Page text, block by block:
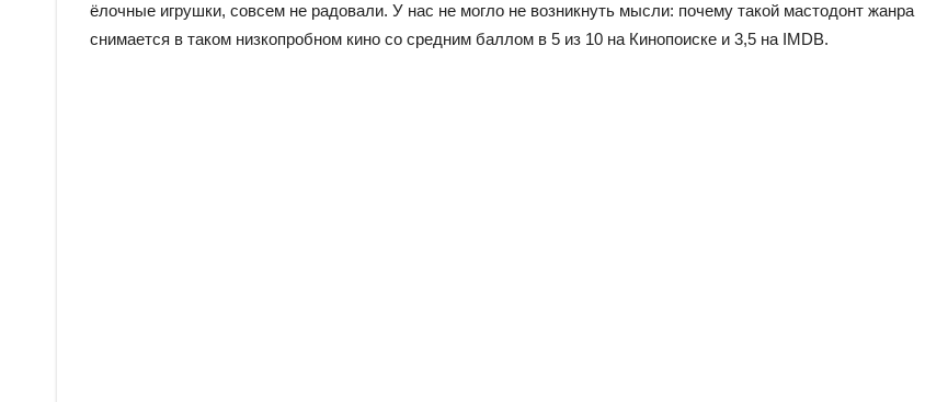
ёлочные игрушки, совсем не радовали. У нас не могло не возникнуть мысли: почему такой мастодонт жанра
снимается в таком низкопробном кино со средним баллом в 5 из 10 на Кинопоиске и 3,5 на IMDB.